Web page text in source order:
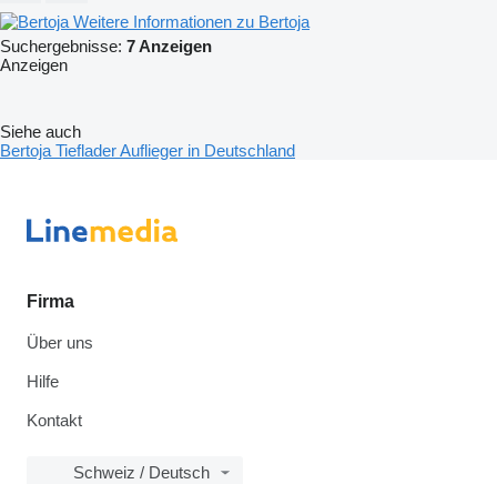
Weitere Informationen zu Bertoja
Suchergebnisse: 7 Anzeigen
Anzeigen
Siehe auch
Bertoja Tieflader Auflieger in Deutschland
Firma
Über uns
Hilfe
Kontakt
Schweiz / Deutsch